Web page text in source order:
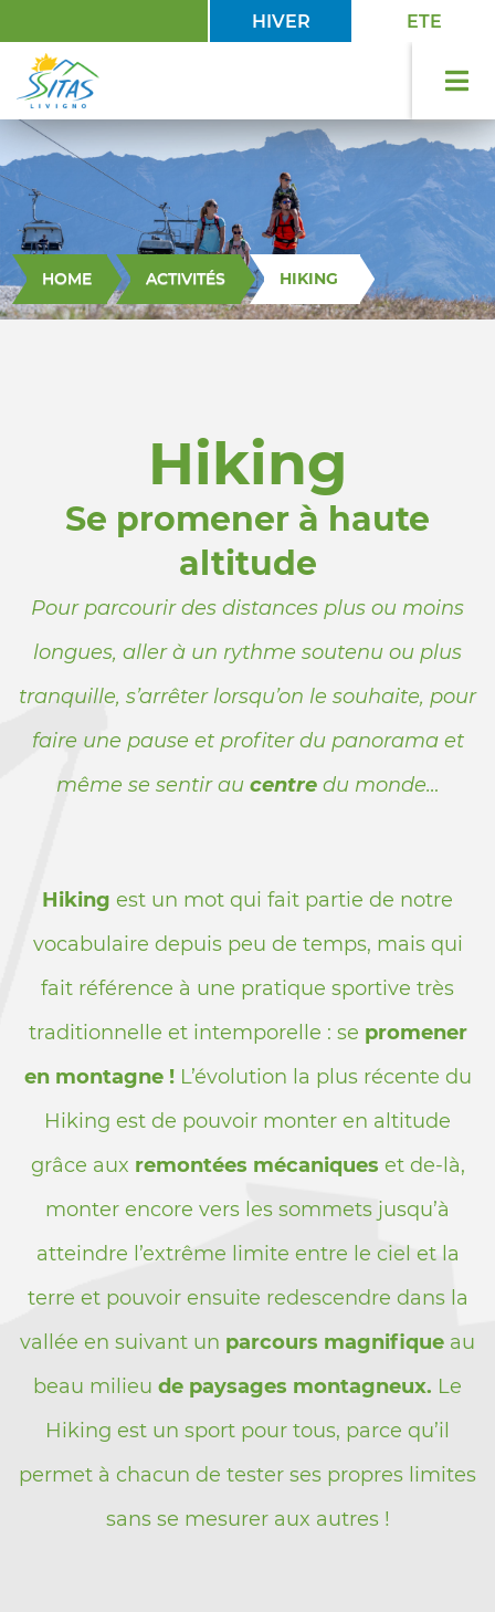
HIVER ETE
HOME ACTIVITÉS HIKING
Hiking
Se promener à haute
altitude
Pour parcourir des distances plus ou moins
longues, aller à un rythme soutenu ou plus
tranquille, s’arrêter lorsqu’on le souhaite, pour
faire une pause et profiter du panorama et
même se sentir au centredu monde…
Hiking est un mot qui fait partie de notre
vocabulaire depuis peu de temps, mais qui
fait référence à une pratique sportive très
traditionnelle et intemporelle : se promener
en montagne !L’évolution la plus récente du
Hiking est de pouvoir monter en altitude
grâce aux remontées mécaniques et de-là,
monter encore vers les sommets jusqu’à
atteindre l’extrême limite entre le ciel et la
terre et pouvoir ensuite redescendre dans la
vallée en suivant un parcours magnifique au
beau milieu de paysages montagneux. Le
Hiking est un sport pour tous, parce qu’il
permet à chacun de tester ses propres limites
sans se mesurer aux autres !